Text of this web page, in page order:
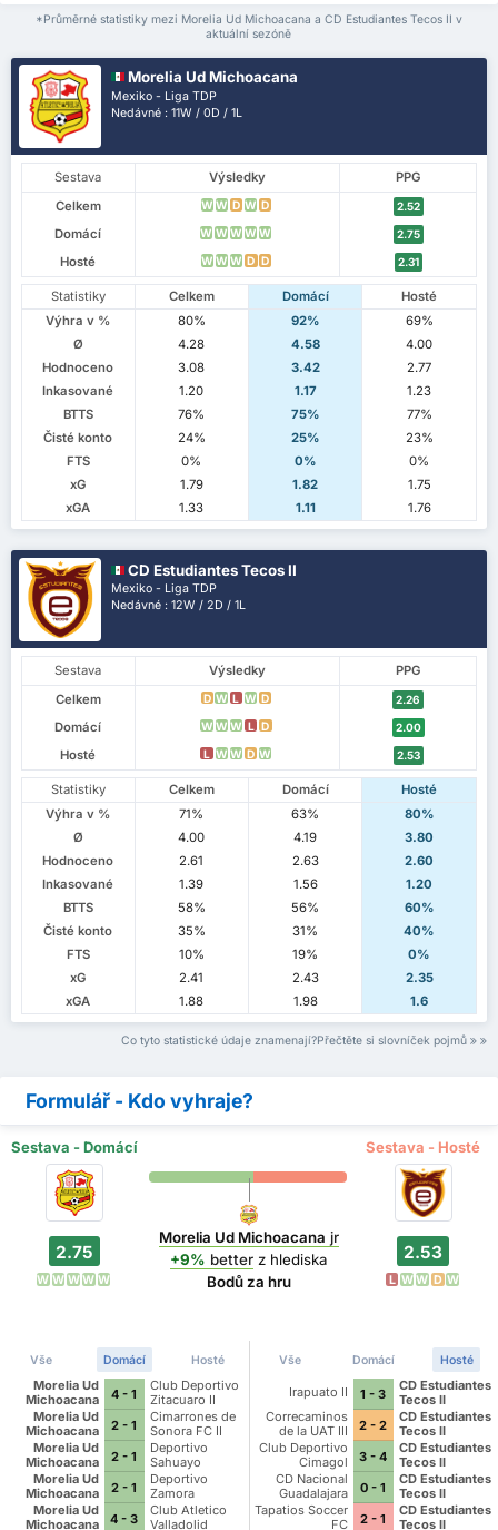
*Průměrné statistiky mezi Morelia Ud Michoacana a CD Estudiantes Tecos II v
aktuální sezóně
Morelia Ud Michoacana
Mexiko - Liga TDP
Nedávné : 11W / 0D / 1L
Sestava Výsledky
PPG
Celkem
W W D W D 2.52
Domácí W W W W W 2.75
Hosté W W W D D 2.31
Statistiky Celkem Domácí
Hosté
Výhra v %
80% 92%
69%
Ø
4.28 4.58
4.00
Hodnoceno
3.08 3.42
2.77
Inkasované
1.20 1.17
1.23
BTTS
76% 75%
77%
Čisté konto
24% 25%
23%
FTS
0% 0%
0%
xG
1.79 1.82
1.75
xGA
1.33 1.11 1.76
CD Estudiantes Tecos II
Mexiko - Liga TDP
Nedávné : 12W / 2D / 1L
Sestava Výsledky
PPG
Celkem
D W L W D 2.26
Domácí W W W L D 2.00
Hosté L W W D W 2.53
Statistiky Celkem Domácí
Hosté
Výhra v %
71% 63%
80%
Ø
4.00 4.19
3.80
Hodnoceno
2.61 2.63
2.60
Inkasované
1.39 1.56
1.20
BTTS
58% 56%
60%
Čisté konto
35% 31%
40%
FTS
10% 19%
0%
xG
2.41 2.43
2.35
xGA
1.88 1.98 1.6
Co tyto statistické údaje znamenají?Přečtěte si slovníček pojmů
Formulář - Kdo vyhraje?
Sestava - Domácí Sestava - Hosté
2.75
W W W W W
Morelia Ud Michoacana jr
+9% better z hlediska
Bodů za hru
2.53
L W W D W
Vše Domácí Hosté
Morelia Ud
Michoacana
4 - 1
Club Deportivo
Zitacuaro II
Morelia Ud
Michoacana
2 - 1
Cimarrones de
Sonora FC II
Morelia Ud
Michoacana
2 - 1
Deportivo
Sahuayo
Morelia Ud
Michoacana
2 - 1
Deportivo
Zamora
Morelia Ud
Michoacana
4 - 3
Club Atletico
Valladolid
Vše Domácí Hosté
Irapuato II 1 - 3
CD Estudiantes
Tecos II
Correcaminos
de la UAT III
2 - 2
CD Estudiantes
Tecos II
Club Deportivo
Cimagol
3 - 4
CD Estudiantes
Tecos II
CD Nacional
Guadalajara
0 - 1
CD Estudiantes
Tecos II
Tapatios Soccer
FC
2 - 1
CD Estudiantes
Tecos II